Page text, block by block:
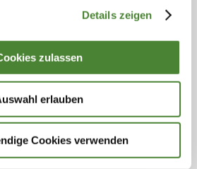
Details zeigen
zulassen
erlauben
Cookies verwenden
IM GESICHT
mit dem ultragepulsten CO
Skin Resurfacing)
BZW. EPILATION